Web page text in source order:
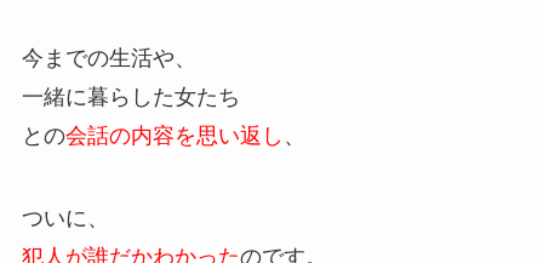
今までの生活や、
一緒に暮らした女たち
との会話の内容を思い返し 、
ついに、
犯人が誰だかわかったのです。